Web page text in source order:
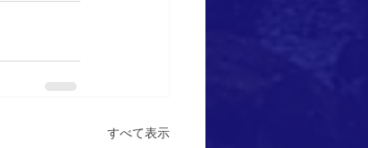
すべて表示